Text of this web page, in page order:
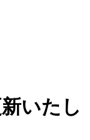
いたし